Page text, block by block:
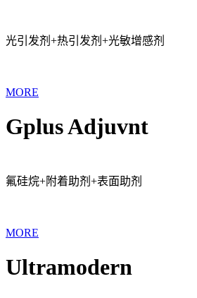
光引发剂+热引发剂+光敏增感剂
MORE
Gplus Adjuvnt
氟硅烷+附着助剂+表面助剂
MORE
Ultramodern